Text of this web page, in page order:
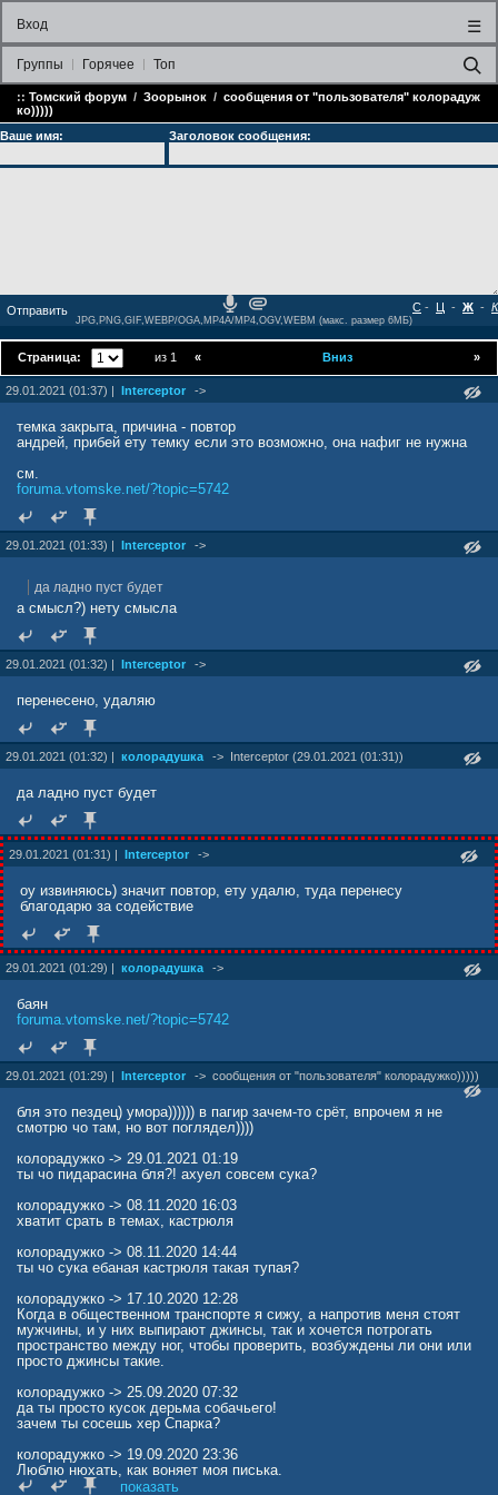
Вход ☰
Группы Горячее Топ
:: Томский форум / Зоорынок / сообщения от "пользователя" колорадуж
ко)))))
Ваше имя:
Заголовок сообщения:
- Ц - Ж - К
С
JPG,PNG,GIF,WEBP/OGA,MP4A/MP4,OGV,WEBM (макс. размер 6МБ)
Страница: из 1 »
« Вниз
29.01.2021 (01:37) | Interceptor ->
темка закрыта, причина - повтор
андрей, прибей ету темку если это возможно, она нафиг не нужна
см.
foruma.vtomske.net/?topic=5742
29.01.2021 (01:33) | Interceptor ->
да ладно пуст будет
а смысл?) нету смысла
29.01.2021 (01:32) | Interceptor ->
перенесено, удаляю
29.01.2021 (01:32) | колорадушка -> Interceptor (29.01.2021 (01:31))
да ладно пуст будет
29.01.2021 (01:31) | Interceptor ->
оу извиняюсь) значит повтор, ету удалю, туда перенесу
благодарю за содействие
29.01.2021 (01:29) | колорадушка ->
баян
foruma.vtomske.net/?topic=5742
29.01.2021 (01:29) | Interceptor -> сообщения от "пользователя" колорадужко)))))
бля это пездец) умора)))))) в пагир зачем-то срёт, впрочем я не
смотрю чо там, но вот поглядел))))
колорадужко -> 29.01.2021 01:19
ты чо пидарасина бля?! ахуел совсем сука?
колорадужко -> 08.11.2020 16:03
хватит срать в темах, кастрюля
колорадужко -> 08.11.2020 14:44
ты чо сука ебаная кастрюля такая тупая?
колорадужко -> 17.10.2020 12:28
Когда в общественном транспорте я сижу, а напротив меня стоят
мужчины, и у них выпирают джинсы, так и хочется потрогать
пространство между ног, чтобы проверить, возбуждены ли они или
просто джинсы такие.
колорадужко -> 25.09.2020 07:32
да ты просто кусок дерьма собачьего!
зачем ты сосешь хер Спарка?
колорадужко -> 19.09.2020 23:36
Люблю нюхать, как воняет моя писька.
Иногда специально не подмываюсь несколько дней, чтобы,
показать